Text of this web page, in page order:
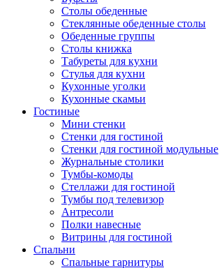
Столы обеденные
Стеклянные обеденные столы
Обеденные группы
Столы книжка
Табуреты для кухни
Стулья для кухни
Кухонные уголки
Кухонные скамьи
Гостиные
Мини стенки
Стенки для гостиной
Стенки для гостиной модульные
Журнальные столики
Тумбы-комоды
Стеллажи для гостиной
Тумбы под телевизор
Антресоли
Полки навесные
Витрины для гостиной
Спальни
Спальные гарнитуры